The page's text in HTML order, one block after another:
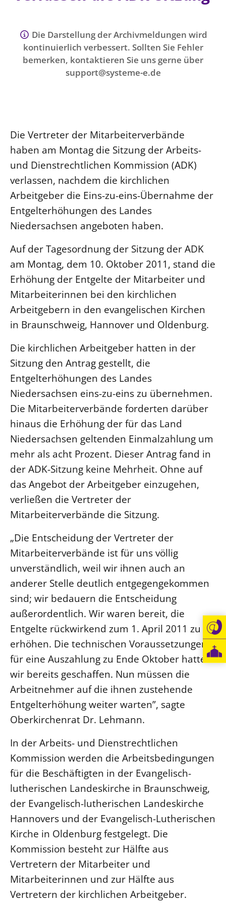
Die Darstellung der Archivmeldungen wird
kontinuierlich verbessert. Sollten Sie Fehler
bemerken, kontaktieren Sie uns gerne über
support@systeme-e.de
Die Vertreter der Mitarbeiterverbände
haben am Montag die Sitzung der Arbeits-
und Dienstrechtlichen Kommission (ADK)
verlassen, nachdem die kirchlichen
Arbeitgeber die Eins-zu-eins-Übernahme der
Entgelterhöhungen des Landes
Niedersachsen angeboten haben.
Auf der Tagesordnung der Sitzung der ADK
am Montag, dem 10. Oktober 2011, stand die
Erhöhung der Entgelte der Mitarbeiter und
Mitarbeiterinnen bei den kirchlichen
Arbeitgebern in den evangelischen Kirchen
in Braunschweig, Hannover und Oldenburg.
Die kirchlichen Arbeitgeber hatten in der
Sitzung den Antrag gestellt, die
Entgelterhöhungen des Landes
Niedersachsen eins-zu-eins zu übernehmen.
Die Mitarbeiterverbände forderten darüber
hinaus die Erhöhung der für das Land
Niedersachsen geltenden Einmalzahlung um
mehr als acht Prozent. Dieser Antrag fand in
der ADK-Sitzung keine Mehrheit. Ohne auf
das Angebot der Arbeitgeber einzugehen,
verließen die Vertreter der
Mitarbeiterverbände die Sitzung.
„Die Entscheidung der Vertreter der
Mitarbeiterverbände ist für uns völlig
unverständlich, weil wir ihnen auch an
anderer Stelle deutlich entgegengekommen
sind; wir bedauern die Entscheidung
außerordentlich. Wir waren bereit, die
Entgelte rückwirkend zum 1. April 2011 zu
erhöhen. Die technischen Voraussetzungen
für eine Auszahlung zu Ende Oktober hatten
wir bereits geschaffen. Nun müssen die
Arbeitnehmer auf die ihnen zustehende
Entgelterhöhung weiter warten”, sagte
Oberkirchenrat Dr. Lehmann.
In der Arbeits- und Dienstrechtlichen
Kommission werden die Arbeitsbedingungen
für die Beschäftigten in der Evangelisch-
lutherischen Landeskirche in Braunschweig,
der Evangelisch-lutherischen Landeskirche
Hannovers und der Evangelisch-Lutherischen
Kirche in Oldenburg festgelegt. Die
Kommission besteht zur Hälfte aus
Vertretern der Mitarbeiter und
Mitarbeiterinnen und zur Hälfte aus
Vertretern der kirchlichen Arbeitgeber.
Personalausschuss
LANDESKIRCHENAMT
Willkommen
Fachstelle Sexualisierte Gewalt
Beschwerdestellen
Kirchenämter
Gleichstellung
Datenschutz
Geschäftsstelle Landessynode
LANDESSYNODE
27. Landessynode
Kontakt
Hintergrund
MITARBEIT
Beruf
Freie Stellen
BIBLIOTHEK & ARCHIV
SERVICE
Älterwerden im Pfarrberuf
Beteiligungsverfahren
Beschwerdestellen
Ephoralbüro
Finanzplanung
Fundraising
IT-Service
Corporate Design
Interventionsplan
Jahresgespräche
Kantine Speiseplan
Kirchliches Amtsblatt
Kirchliche Verwaltung
Klimaschutzgesetz
Kunstreferat
NKVK
Öffentlichkeitsarbeit
Personalausschuss
Projektmanagement
Recht
Terminstundenplaner
Lutherische Kirche
Glaubensbekenntnis
Positionen
KLIMASCHUTZ
Nachhaltigkeit
Erneuerbare Energien
Datenschutz
Kontakt
Barrierefreiheit